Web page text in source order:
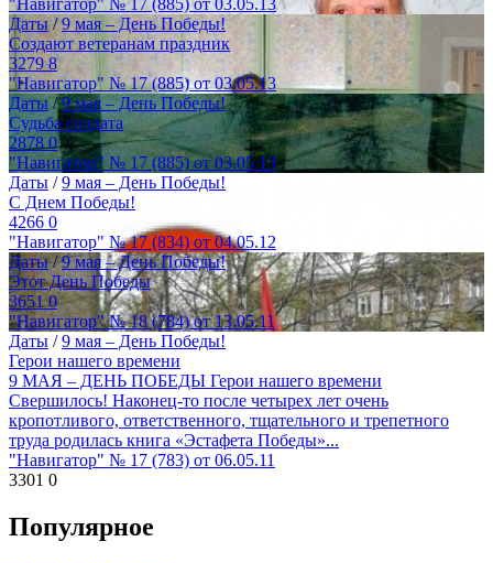
"Навигатор" № 17 (885) от 03.05.13
Даты /9 мая – День Победы!
Создают ветеранам праздник
32798
"Навигатор" № 17 (885) от 03.05.13
Даты/9 мая – День Победы!
Судьба солдата
28780
"Навигатор" № 17 (885) от 03.05.13
Даты /9 мая – День Победы!
С Днем Победы!
4266 0
"Навигатор" № 17 (834) от 04.05.12
Даты/9 мая – День Победы!
Этот День Победы
36510
"Навигатор" № 18 (784) от 13.05.11
Даты /9 мая – День Победы!
Герои нашего времени
9 МАЯ – ДЕНЬ ПОБЕДЫ Герои нашего времени
Свершилось! Наконец-то после четырех лет очень
кропотливого, ответственного, тщательного и трепетного
труда родилась книга «Эстафета Победы»...
"Навигатор" № 17 (783) от 06.05.11
3301 0
Популярное